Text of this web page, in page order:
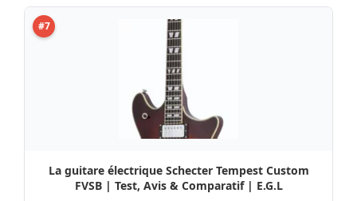
#7
La guitare électrique Schecter Tempest Custom
FVSB | Test, Avis & Comparatif | E.G.L